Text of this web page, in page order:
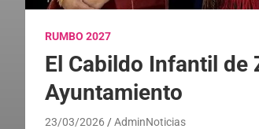
RUMBO 2027
El Cabildo Infantil de
Ayuntamiento
23/03/2026 AdminNoticias